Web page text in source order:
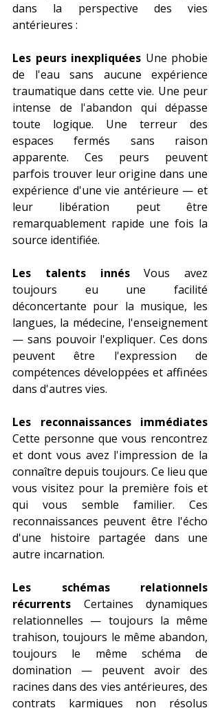
dans la perspective des vies
antérieures :
Les peurs inexpliquées Une phobie
de l'eau sans aucune expérience
traumatique dans cette vie. Une peur
intense de l'abandon qui dépasse
toute logique. Une terreur des
espaces fermés sans raison
apparente. Ces peurs peuvent
parfois trouver leur origine dans une
expérience d'une vie antérieure — et
leur libération peut être
remarquablement rapide une fois la
source identifiée.
Les talents innés Vous avez
toujours eu une facilité
déconcertante pour la musique, les
langues, la médecine, l'enseignement
— sans pouvoir l'expliquer. Ces dons
peuvent être l'expression de
compétences développées et affinées
dans d'autres vies.
Les reconnaissances immédiates
Cette personne que vous rencontrez
et dont vous avez l'impression de la
connaître depuis toujours. Ce lieu que
vous visitez pour la première fois et
qui vous semble familier. Ces
reconnaissances peuvent être l'écho
d'une histoire partagée dans une
autre incarnation.
Les schémas relationnels
récurrents Certaines dynamiques
relationnelles — toujours la même
trahison, toujours le même abandon,
toujours le même schéma de
domination — peuvent avoir des
racines dans des vies antérieures, des
contrats karmiques non résolus